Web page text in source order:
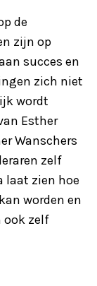
de
zijn op
succes en
zich niet
wordt
Esther
Wanschers
zelf
laat zien hoe
worden en
ook zelf